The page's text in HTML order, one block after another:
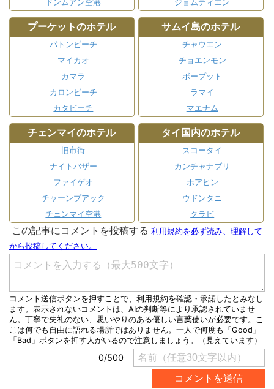
ドンムアン空港
ジョムティエン
プーケットのホテル
パトンビーチ
マイカオ
カマラ
カロンビーチ
カタビーチ
サムイ島のホテル
チャウエン
チョエンモン
ボープット
ラマイ
マエナム
チェンマイのホテル
旧市街
ナイトバザー
ファイゲオ
チャーンプアック
チェンマイ空港
タイ国内のホテル
スコータイ
カンチャナブリ
ホアヒン
ウドンタニ
クラビ